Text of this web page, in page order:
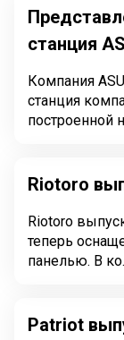
станция
Компания
станция
построенной
Riotoro
Riotoro
теперь оснащена закаленной
панелью. В
Patriot